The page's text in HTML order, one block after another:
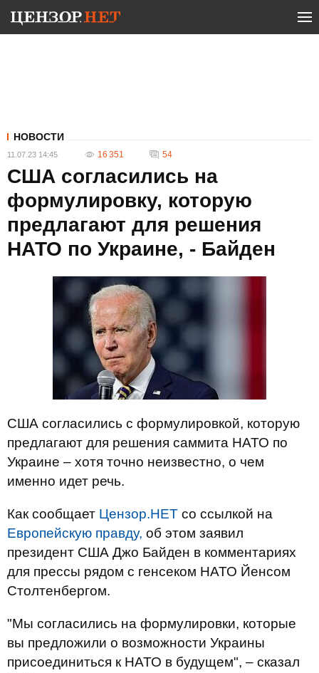
НОВОСТИ
11.07.23 14:45 16 351 54
США согласились на
формулировку, которую
предлагают для решения
НАТО по Украине, - Байден
США согласились с формулировкой, которую
предлагают для решения саммита НАТО по
Украине – хотя точно неизвестно, о чем
именно идет речь.
Как сообщает Цензор.НЕТ со ссылкой на
Европейскую правду, об этом заявил
президент США Джо Байден в комментариях
для прессы рядом с генсеком НАТО Йенсом
Столтенбергом.
"Мы согласились на формулировки, которые
вы предложили о возможности Украины
присоединиться к НАТО в будущем", – сказал